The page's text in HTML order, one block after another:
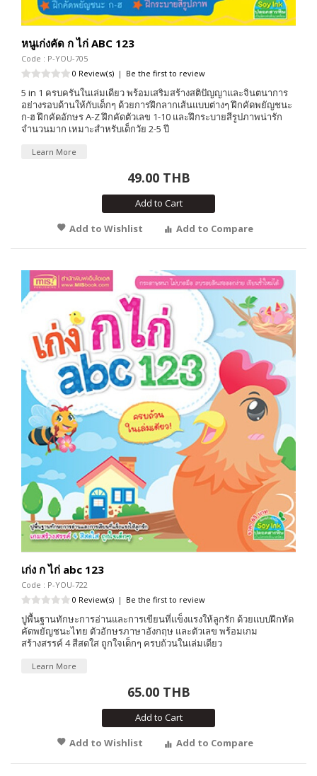
หนูเก่งคัด ก ไก่ ABC 123
Code : P-YOU-705
0 Review(s) | Be the first to review
5 in 1 ครบครันในเล่มเดียว พร้อมเสริมสร้างสติปัญญาและจินตนาการ
อย่างรอบด้านให้กับเด็กๆ ด้วยการฝึกลากเส้นแบบต่างๆ ฝึกคัดพยัญชนะ
ก-ฮ ฝึกคัดอักษร A-Z ฝึกคัดตัวเลข 1-10 และฝึกระบายสีรูปภาพน่ารัก
จำนวนมาก เหมาะสำหรับเด็กวัย 2-5 ปี
Learn More
49.00 THB
Add to Cart
Add to Wishlist
Add to Compare
เก่ง ก ไก่ abc 123
Code : P-YOU-722
0 Review(s) | Be the first to review
ปูพื้นฐานทักษะการอ่านและการเขียนที่แข็งแรงให้ลูกรัก ด้วยแบบฝึกหัด
คัดพยัญชนะไทย ตัวอักษรภาษาอังกฤษ และตัวเลข พร้อมเกม
สร้างสรรค์ 4 สีสดใส ถูกใจเด็กๆ ครบถ้วนในเล่มเดียว
Learn More
65.00 THB
Add to Cart
Add to Wishlist
Add to Compare